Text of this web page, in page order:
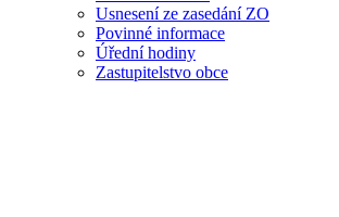
Usnesení ze zasedání ZO
Povinné informace
Úřední hodiny
Zastupitelstvo obce